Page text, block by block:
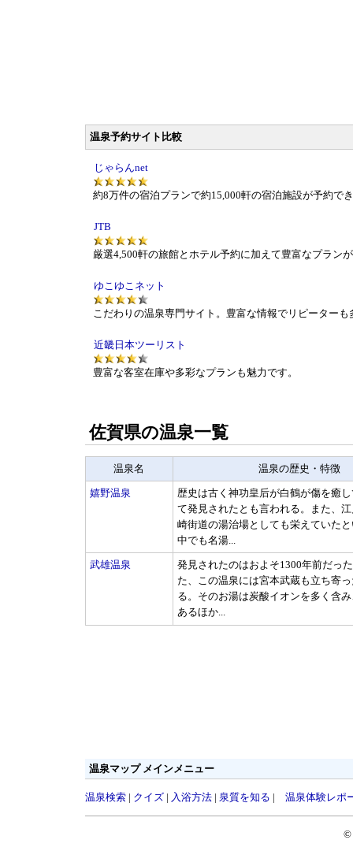
温泉予約サイト比較
じゃらんnet
約8万件の宿泊プランで約15,000軒の宿泊施設が予約で
JTB
厳選4,500軒の旅館とホテル予約に加えて豊富なプラン
ゆこゆこネット
こだわりの温泉専門サイト。豊富な情報でリピーターも
近畿日本ツーリスト
豊富な客室在庫や多彩なプランも魅力です。
佐賀県の温泉一覧
温泉名 温泉の歴史・特徴
嬉野温泉
歴史は古く神功皇后が白鶴が傷を癒
て発見されたとも言われる。また、
崎街道の湯治場としても栄えていた
中でも名湯...
武雄温泉
発見されたのはおよそ1300年前だっ
た、この温泉には宮本武蔵も立ち寄
る。そのお湯は炭酸イオンを多く含
あるほか...
温泉マップ メインメニュー
温泉検索| クイズ| 入浴方法| 泉質を知る | 温泉体験レポ